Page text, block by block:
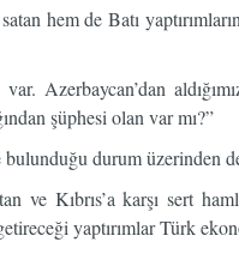
hem de Batı
Azerbaycan’dan
şüphesi olan var mı?”
durum üzerinden
ve Kıbrıs’a karşı sert
yaptırımlar Türk